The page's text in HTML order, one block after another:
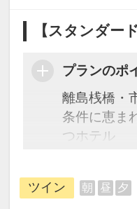
【スタンダー
プランのポ
離島桟橋・
条件に恵ま
つホテル
ツイン 朝 昼 夕